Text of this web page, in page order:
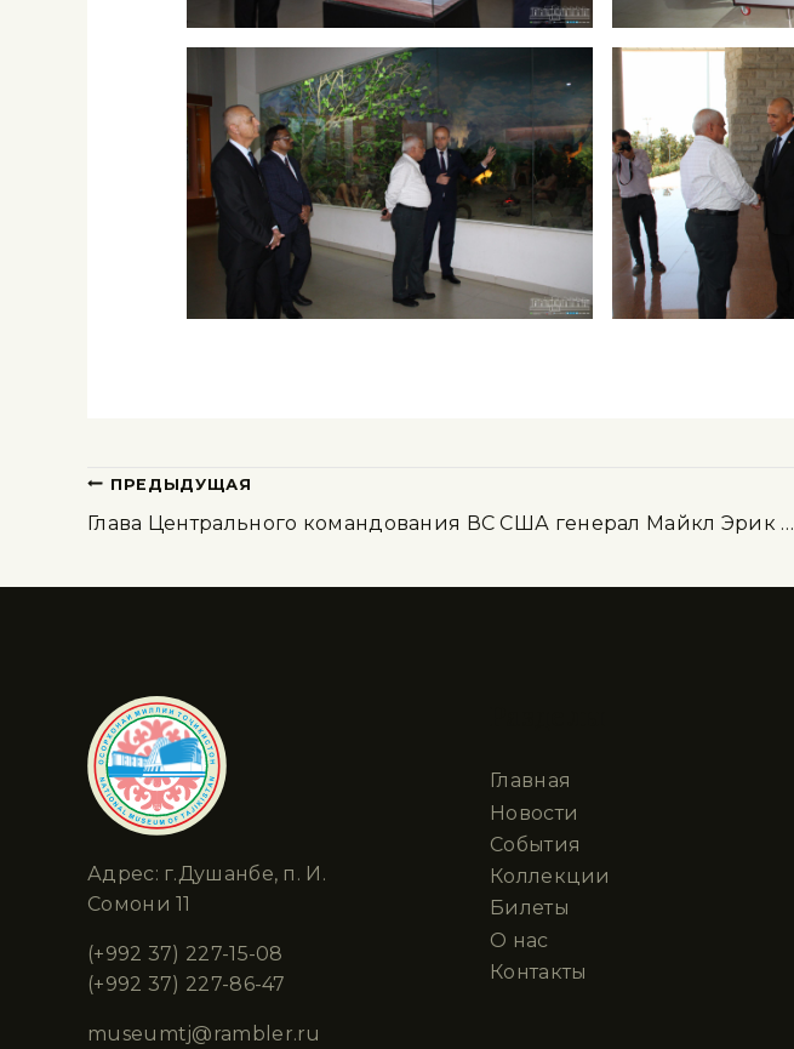
ПРЕДЫДУЩАЯ
Глава Центрального командования ВС США генерал Майкл Эрик …
Адрес: г.Душанбе, п. И.
Сомони 11
(+992 37) 227-15-08
(+992 37) 227-86-47
museumtj@rambler.ru
Главная
Новости
События
Коллекции
Билеты
О нас
Контакты